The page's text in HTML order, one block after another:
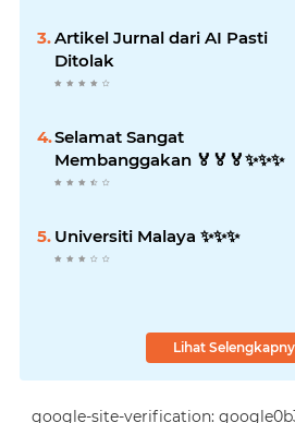
Artikel Jurnal dari AI Pasti
Ditolak
Selamat Sangat
Membanggakan 🏅🏅🏅✨️✨️✨️
Universiti Malaya ✨️✨️✨️
Lihat
google-site-verification: